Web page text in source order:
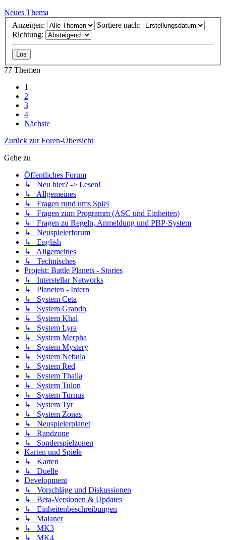
Neues Thema
Anzeigen:
Sortiere nach:
Richtung:
77 Themen
1
2
3
4
Nächste
Zurück zur Foren-Übersicht
Gehe zu
Öffentliches Forum
↳ Neu hier? -> Lesen!
↳ Allgemeines
↳ Fragen rund ums Spiel
↳ Fragen zum Programm (ASC und Einheiten)
↳ Fragen zu Regeln, Anmeldung und PBP-System
↳ Neuspielerforum
↳ English
↳ Allgemeines
↳ Technisches
Projekt: Battle Planets - Stories
↳ Interstellar Networks
↳ Planeten - Intern
↳ System Ceta
↳ System Grando
↳ System Khal
↳ System Lyra
↳ System Merpha
↳ System Mystery
↳ System Nebula
↳ System Red
↳ System Thalia
↳ System Tulon
↳ System Turnus
↳ System Tyr
↳ System Zonas
↳ Neuspielerplanet
↳ Randzone
↳ Sonderspielzonen
Karten und Spiele
↳ Karten
↳ Duelle
Development
↳ Vorschläge und Diskussionen
↳ Beta-Versionen & Updates
↳ Einheitenbeschreibungen
↳ Malaner
↳ MK3
↳ MK4